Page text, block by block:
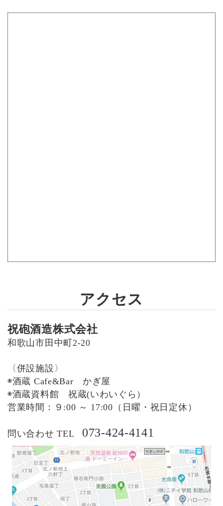
アクセス
祝砲酒造株式会社
和歌山市田中町2-20
〈併設施設〉
◉酒蔵 Cafe&Bar かぎ屋
◉酒蔵資料館 祝蔵(いわいぐら）
営業時間：９:00 ～ 17:00（日曜・祝日定休）
問い合わせ TEL 073-424-4141